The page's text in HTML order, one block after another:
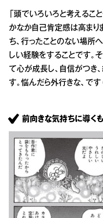
「頭でいろいろと考えるこ
かなか自己肯定感は高まり
ち、行ったことのない場所
しい経験をすることです。
て心が成長し、自信がつき
す。悩んだら外行きな、です（
前向きな気持ちに導く